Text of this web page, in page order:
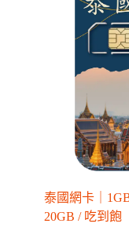
泰國網卡｜
20GB / 吃到飽